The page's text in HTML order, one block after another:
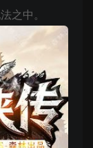
之中。